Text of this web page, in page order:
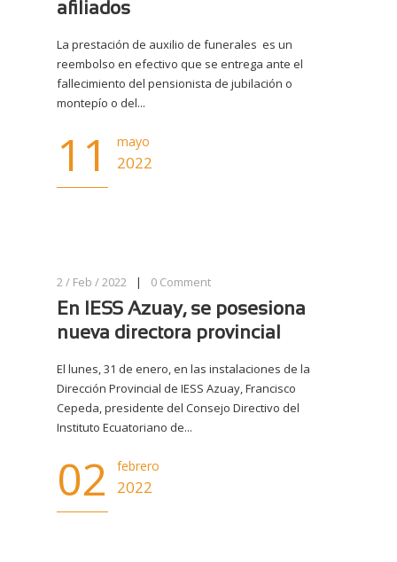
afiliados
La prestación de auxilio de funerales es un
reembolso en efectivo que se entrega ante el
fallecimiento del pensionista de jubilación o
montepío o del...
11 mayo
2022
2 / Feb / 2022 | 0 Comment
En IESS Azuay, se posesiona
nueva directora provincial
El lunes, 31 de enero, en las instalaciones de la
Dirección Provincial de IESS Azuay, Francisco
Cepeda, presidente del Consejo Directivo del
Instituto Ecuatoriano de...
02 febrero
2022